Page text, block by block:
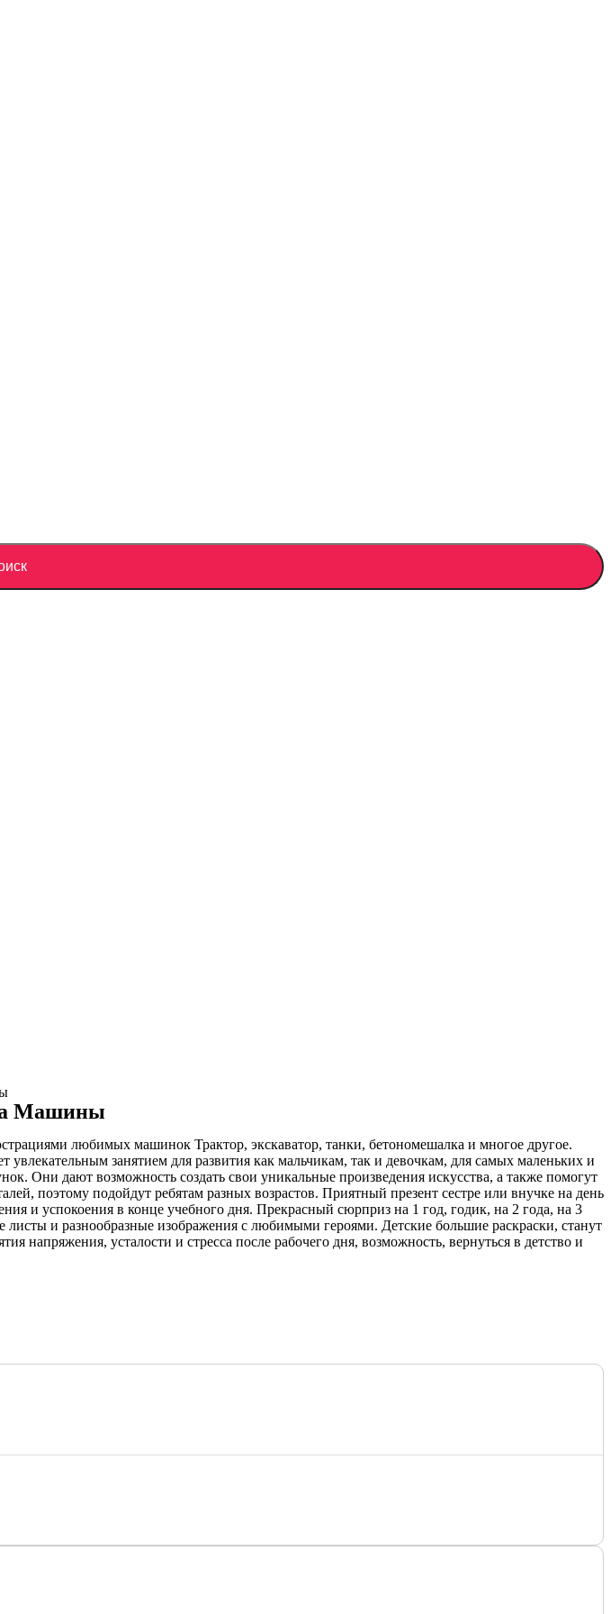
Машины
любимых машинок Трактор, экскаватор, танки, бетономешалка и многое другое.
занятием для развития как мальчикам, так и девочкам, для самых маленьких и
Они дают возможность создать свои уникальные произведения искусства, а также помогут
поэтому подойдут ребятам разных возрастов. Приятный презент сестре или внучке на день
и успокоения в конце учебного дня. Прекрасный сюрприз на 1 год, годик, на 2 года, на 3
и разнообразные изображения с любимыми героями. Детские большие раскраски, станут
усталости и стресса после рабочего дня, возможность, вернуться в детство и